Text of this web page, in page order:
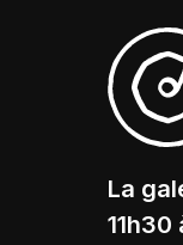
La
11h30